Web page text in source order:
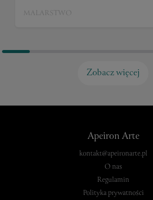
MALARSTWO
Zobacz więcej
Apeiron Arte
kontakt@apeironarte.pl
O nas
Regulamin
Polityka prywatności